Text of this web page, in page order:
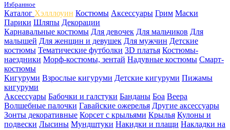
Избранное
Каталог Хэлллоуин Костюмы Аксессуары Грим Маски
Парики Шляпы Декорации
Карнавальные костюмы Для девочек Для мальчиков Для
малышей Для женщин и девушек Для мужчин Детские
костюмы Тематические футболки 3D платья Костюмы-
наездники Морф-костюмы, зентай Надувные костюмы Смарт-
костюмы
Кигуруми Взрослые кигуруми Детские кигуруми Пижамы
кигуруми
Аксессуары Бабочки и галстуки Банданы Боа Веера
Волшебные палочки Гавайские ожерелья Другие аксессуары
Зонты декоративные Корсет с крыльями Крылья Кулоны и
подвески Лысины Мундштуки Накидки и плащи Накладки на